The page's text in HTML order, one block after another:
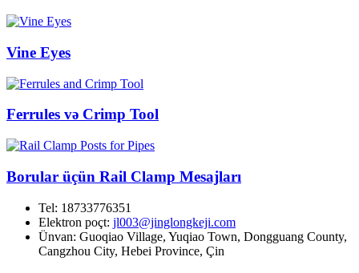
Vine Eyes
Ferrules və Crimp Tool
Borular üçün Rail Clamp Mesajları
Tel: 18733776351
Elektron poçt: jl003@jinglongkeji.com
Ünvan: Guoqiao Village, Yuqiao Town, Dongguang County,
Cangzhou City, Hebei Province, Çin